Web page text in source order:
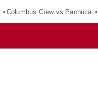
Columbus Crew vs Pachuca